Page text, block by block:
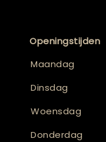
Openingstijden
Maandag
Dinsdag
Woensdag
Donderdag